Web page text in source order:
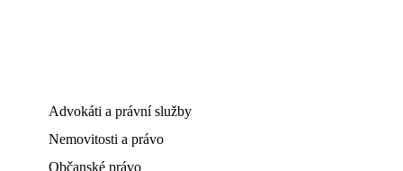
Advokáti a právní služby
Nemovitosti a právo
Občanské právo